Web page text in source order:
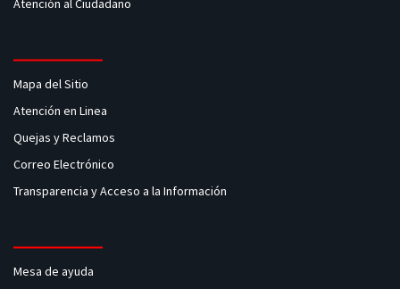
Atención al Ciudadano
Mapa del Sitio
Atención en Linea
Quejas y Reclamos
Correo Electrónico
Transparencia y Acceso a la Información
Mesa de ayuda